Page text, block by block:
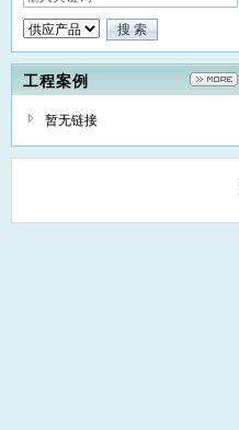
工程案例
暂无链接